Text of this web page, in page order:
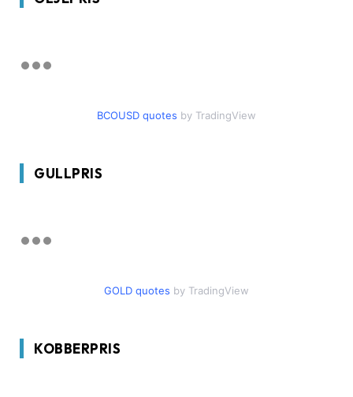
BCOUSD quotes by TradingView
GULLPRIS
GOLD quotes by TradingView
KOBBERPRIS